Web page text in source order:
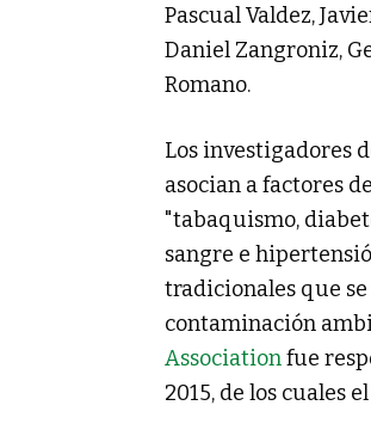
Pascual Valdez,
Daniel Zangroniz,
Romano.
Los investigadores
asocian a factores
"tabaquismo,
sangre e
tradicionales que
contaminación
Associationfue
2015, de los cuales